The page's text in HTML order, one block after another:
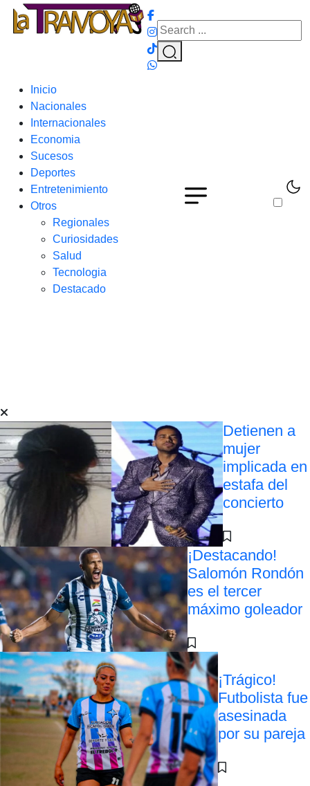
Inicio
Nacionales
Internacionales
Economia
Sucesos
Deportes
Entretenimiento
Otros
Regionales
Curiosidades
Salud
Tecnologia
Destacado
Detienen a
mujer
implicada en
estafa del
concierto
¡Destacando!
Salomón Rondón
es el tercer
máximo goleador
¡Trágico!
Futbolista fue
asesinada
por su pareja